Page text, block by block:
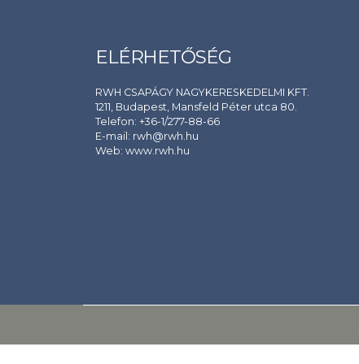
ELÉRHETŐSÉG
RWH CSAPÁGY NAGYKERESKEDELMI KFT.
1211, Budapest, Mansfeld Péter utca 80.
Telefon: +36-1/277-88-66
E-mail: rwh@rwh.hu
Web: www.rwh.hu